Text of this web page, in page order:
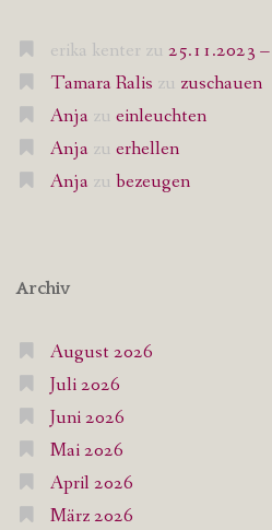
erika kenter zu 25.11.2023
Tamara Ralis zu zuschauen
Anja zu einleuchten
Anja zu erhellen
Anja zu bezeugen
Archiv
August 2026
Juli 2026
Juni 2026
Mai 2026
April 2026
März 2026